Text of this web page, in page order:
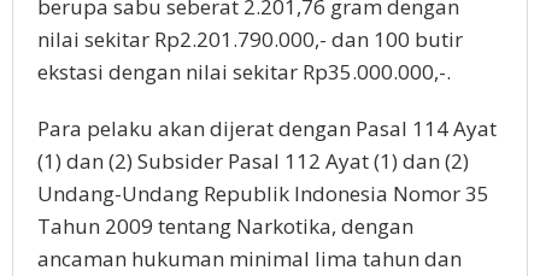
berupa sabu seberat 2.201,76 gram dengan
nilai sekitar Rp2.201.790.000,- dan 100 butir
ekstasi dengan nilai sekitar Rp35.000.000,-.
Para pelaku akan dijerat dengan Pasal 114 Ayat
(1) dan (2) Subsider Pasal 112 Ayat (1) dan (2)
Undang-Undang Republik Indonesia Nomor 35
Tahun 2009 tentang Narkotika, dengan
ancaman hukuman minimal lima tahun dan